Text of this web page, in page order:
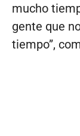
mucho
gente que
tiempo”,